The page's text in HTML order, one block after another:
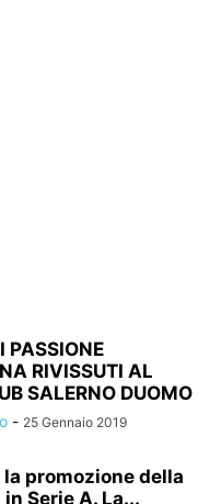
PASSIONE
RIVISSUTI AL
SALERNO DUOMO
- 25 Gennaio 2019
la promozione della
Serie A. La...